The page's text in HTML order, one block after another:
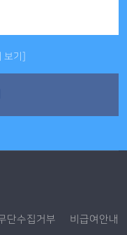
보기]
단수집거부 비급여안내